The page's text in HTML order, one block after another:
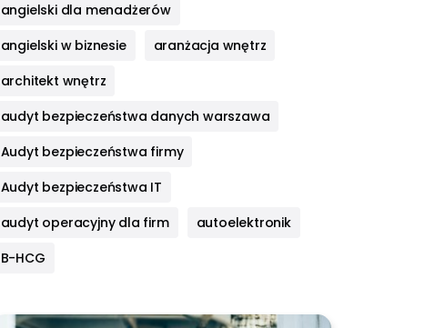
angielski dla menadżerów
angielski w biznesie
aranżacja wnętrz
architekt wnętrz
audyt bezpieczeństwa danych warszawa
Audyt bezpieczeństwa firmy
Audyt bezpieczeństwa IT
audyt operacyjny dla firm
autoelektronik
B-HCG